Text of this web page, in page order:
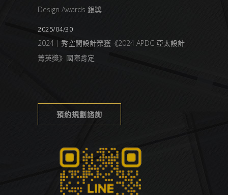
Design Awards 銀獎
2025/04/30
2024｜秀空間設計榮獲《2024 APDC 亞太設計
菁英獎》國際肯定
預約規劃諮詢